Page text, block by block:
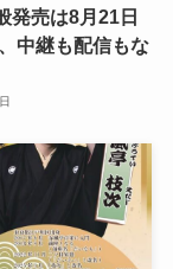
発売は8月21日
中継も配信もな